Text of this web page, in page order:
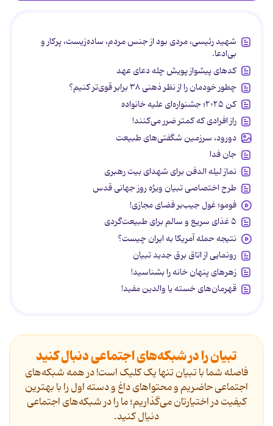
شهید رئیسی، مردی بود از جنس مردم، ساده‌زیست، پرکار و
بی‌ادعا.
کدهای پیشواز پویش چله دعای عهد
چطور خودمان را از نظر ذهنی ۳۸ برابر قوی‌تر کنیم؟
کن ۲۰۲۵؛ جشنواره‌ای علیه خانواده
راز افرادی که کمتر ضرر می‌کنند!
دورود، سرزمین شگفتی‌های طبیعت
جان فدا
نماز لیله الدفن برای شهدای بیت رهبری
طرح اختصاصی تبیان ویژه روز جهانی قدس
فومو؛ غول جیب‌بر فضای مجازی!
۵ غذای سریع و سالم برای طبیعت‌گردی
نتیجه حمله آمریکا به ایران چیست؟
رونمایی از اتاق برق جدید تبیان
زهرهای پنهان خانه را بشناسید!
قهرمان‌های خسته یا والدین مفید!
تبیان را در شبکه‌های اجتماعی دنبال کنید
فاصله شما با تبیان تنها یک کلیک است! در همه شبکه‌های
اجتماعی حاضریم و محتواهای داغ و دسته اول را با بهترین
کیفیت در اختیارتان می‌گذاریم؛ ما را در شبکه‌های اجتماعی
دنیال کنید.